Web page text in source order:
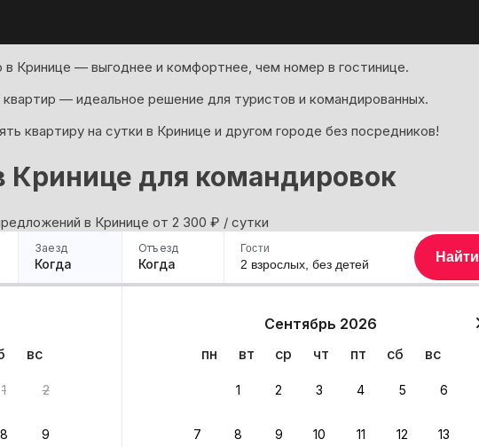
в Кринице — выгоднее и комфортнее, чем номер в гостинице.
— идеальное решение для туристов и командированных.
квартиру на сутки в Кринице и другом городе без посредников!
Кринице для командировок
в Кринице oт 2 300 ₽ / сутки
Заезд
Когда
Отъезд
Когда
вс
1 2
8 9
Сентябрь 2026
пн
вт ср чт пт сб вс
1 2 3 4 5 6
7 8 9 10 11 12 13
Гости
2 взрослых, без детей Найти